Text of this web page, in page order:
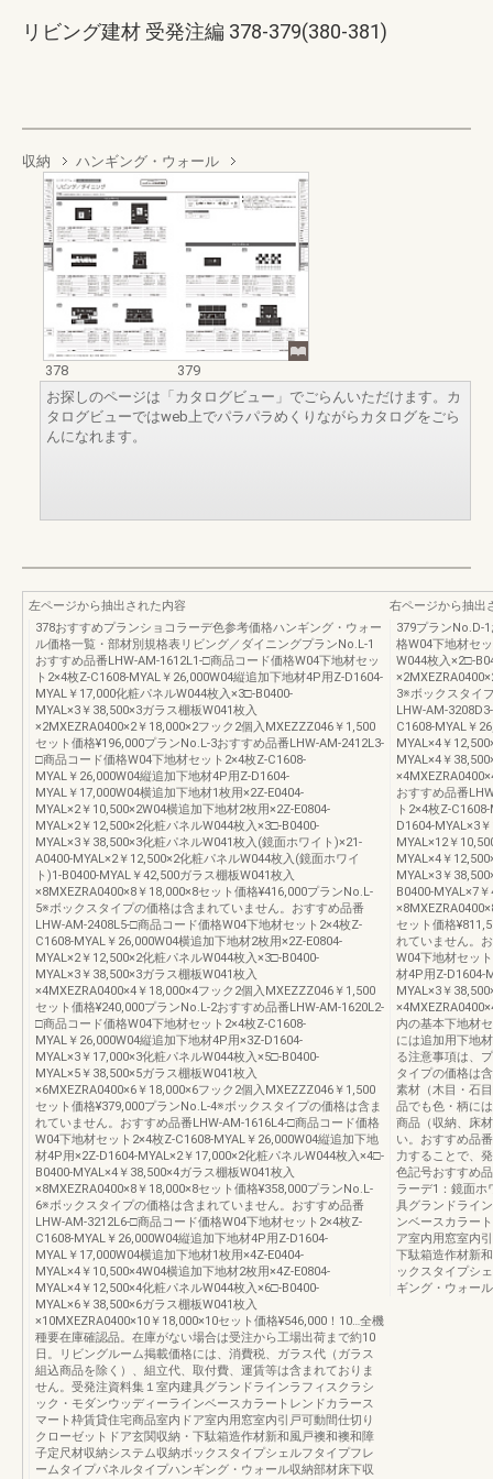
リビング建材 受発注編 378-379(380-381)
収納 ハンギング・ウォール
378
379
お探しのページは「カタログビュー」でごらんいただけます。カ
タログビューではweb上でパラパラめくりながらカタログをごら
んになれます。
左ページから抽出された内容
378おすすめプランショコラーデ色参考価格ハンギング・ウォー
ル価格一覧・部材別規格表リビング／ダイニングプランNo.L-1
おすすめ品番LHW-AM-1612L1-□商品コード価格W04下地材セッ
ト2×4枚Z-C1608-MYAL￥26,000W04縦追加下地材4P用Z-D1604-
MYAL￥17,000化粧パネルW044枚入×3□-B0400-
MYAL×3￥38,500×3ガラス棚板W041枚入
×2MXEZRA0400×2￥18,000×2フック2個入MXEZZZ046￥1,500
セット価格¥196,000プランNo.L-3おすすめ品番LHW-AM-2412L3-
□商品コード価格W04下地材セット2×4枚Z-C1608-
MYAL￥26,000W04縦追加下地材4P用Z-D1604-
MYAL￥17,000W04横追加下地材1枚用×2Z-E0404-
MYAL×2￥10,500×2W04横追加下地材2枚用×2Z-E0804-
MYAL×2￥12,500×2化粧パネルW044枚入×3□-B0400-
MYAL×3￥38,500×3化粧パネルW041枚入(鏡面ホワイト)×21-
A0400-MYAL×2￥12,500×2化粧パネルW044枚入(鏡面ホワイ
ト)1-B0400-MYAL￥42,500ガラス棚板W041枚入
×8MXEZRA0400×8￥18,000×8セット価格¥416,000プランNo.L-
5※ボックスタイプの価格は含まれていません。おすすめ品番
LHW-AM-2408L5-□商品コード価格W04下地材セット2×4枚Z-
C1608-MYAL￥26,000W04横追加下地材2枚用×2Z-E0804-
MYAL×2￥12,500×2化粧パネルW044枚入×3□-B0400-
MYAL×3￥38,500×3ガラス棚板W041枚入
×4MXEZRA0400×4￥18,000×4フック2個入MXEZZZ046￥1,500
セット価格¥240,000プランNo.L-2おすすめ品番LHW-AM-1620L2-
□商品コード価格W04下地材セット2×4枚Z-C1608-
MYAL￥26,000W04縦追加下地材4P用×3Z-D1604-
MYAL×3￥17,000×3化粧パネルW044枚入×5□-B0400-
MYAL×5￥38,500×5ガラス棚板W041枚入
×6MXEZRA0400×6￥18,000×6フック2個入MXEZZZ046￥1,500
セット価格¥379,000プランNo.L-4※ボックスタイプの価格は含ま
れていません。おすすめ品番LHW-AM-1616L4-□商品コード価格
W04下地材セット2×4枚Z-C1608-MYAL￥26,000W04縦追加下地
材4P用×2Z-D1604-MYAL×2￥17,000×2化粧パネルW044枚入×4□-
B0400-MYAL×4￥38,500×4ガラス棚板W041枚入
×8MXEZRA0400×8￥18,000×8セット価格¥358,000プランNo.L-
6※ボックスタイプの価格は含まれていません。おすすめ品番
LHW-AM-3212L6-□商品コード価格W04下地材セット2×4枚Z-
C1608-MYAL￥26,000W04縦追加下地材4P用Z-D1604-
MYAL￥17,000W04横追加下地材1枚用×4Z-E0404-
MYAL×4￥10,500×4W04横追加下地材2枚用×4Z-E0804-
MYAL×4￥12,500×4化粧パネルW044枚入×6□-B0400-
MYAL×6￥38,500×6ガラス棚板W041枚入
×10MXEZRA0400×10￥18,000×10セット価格¥546,000！10…全機
種要在庫確認品。在庫がない場合は受注から工場出荷まで約10
日。リビングルーム掲載価格には、消費税、ガラス代（ガラス
組込商品を除く）、組立代、取付費、運賃等は含まれておりま
せん。受発注資料集１室内建具グランドラインラフィスクラシ
ック・モダンウッディーラインベースカラートレンドカラース
マート枠賃貸住宅商品室内ドア室内用窓室内引戸可動間仕切り
クローゼットドア玄関収納・下駄箱造作材新和風戸襖和襖和障
子定尺材収納システム収納ボックスタイプシェルフタイプフレ
ームタイプパネルタイプハンギング・ウォール収納部材床下収
右ページから抽出
379プランNo.D-
格W04下地材セ
W044枚入×2□-
3※ボックスタイ
LHW-AM-
C1608-MYAL￥
MYAL×4￥
MYAL×4￥
おすすめ品番
ト2×4枚Z-
D1604-MYAL×3
MYAL×12￥
MYAL×4￥
MYAL×3￥
B0400-MYAL×7
セット価格
れていません。
W04下地材セッ
材4P用Z-D1604-
MYAL×3￥
内の基本下地材
には追加用下地
る注意事項は、
タイプの価格は
素材（木目・石
品でも色・柄に
商品（収納、床
い。おすすめ品
力することで、
色記号おすすめ
ラーデ1：鏡面ホ
具グランドライ
ンベースカラー
ア室内用窓室内
下駄箱造作材新
ックスタイプシ
ギング・ウォー